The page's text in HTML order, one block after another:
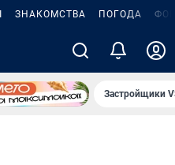
ЗНАКОМСТВА ПОГОДА
Застройщики